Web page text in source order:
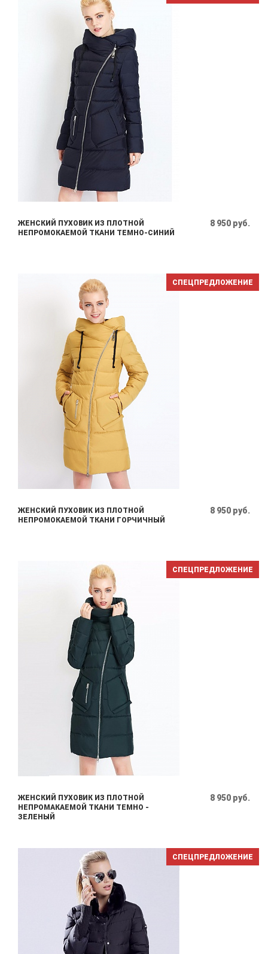
ЖЕНСКИЙ ПУХОВИК ИЗ ПЛОТНОЙ
НЕПРОМОКАЕМОЙ ТКАНИ ТЕМНО-СИНИЙ
8 950 руб.
СПЕЦПРЕДЛОЖЕНИЕ
ЖЕНСКИЙ ПУХОВИК ИЗ ПЛОТНОЙ
НЕПРОМОКАЕМОЙ ТКАНИ ГОРЧИЧНЫЙ
8 950 руб.
СПЕЦПРЕДЛОЖЕНИЕ
ЖЕНСКИЙ ПУХОВИК ИЗ ПЛОТНОЙ
НЕПРОМАКАЕМОЙ ТКАНИ ТЕМНО -
ЗЕЛЕНЫЙ
8 950 руб.
СПЕЦПРЕДЛОЖЕНИЕ